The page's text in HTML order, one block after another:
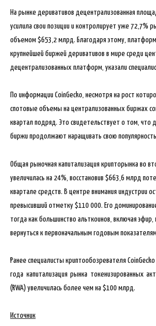
На рынке деривативов децентрализованная
усилила свои позиции и контролирует уже 72,7%
объемом $653,2 млрд. Благодаря этому,
крупнейшей биржей деривативов в мире среди
децентрализованных платформ, указали
По информации CoinGecko, несмотря на рост
спотовые объемы на централизованных биржах
квартал подряд. Это свидетельствует о том, что
биржи продолжают наращивать свою
Общая рыночная капитализация крипторынка во
увеличилась на 24%, восстановив $663,6 млрд
квартале средств. В центре внимания индустрии
превысивший отметку $110 000. Его
тогда как большинство альткоинов, включая эфир,
вернуться к первоначальным годовым
Ранее специалисты криптообозревателя
года капитализация рынка токенизированных
(RWA) увеличилась более чем на $100 млрд.
Источник